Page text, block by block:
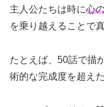
主人公たちは時に心
を乗り越えることで
たとえば、50話で描
術的な完成度を超え